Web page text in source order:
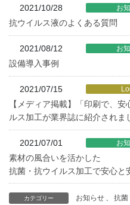
2021/10/28 お
抗ウイルス液のよくある質問
2021/08/12 お
設備導入事例
2021/07/15
【メディア掲載】「印刷で、
ルス加工が業界誌に紹介されま
2021/07/01 お
素材の風合いを活かした
抗菌・抗ウイルス加工で安心と
カテゴリー お知らせ 抗菌